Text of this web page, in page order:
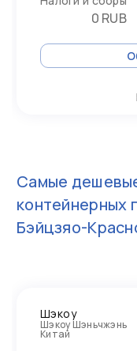
0 RUB
Самые
контейнерных
Бэйцзяо-
Шэкоу
Шэкоу Шэньчжэнь
Китай